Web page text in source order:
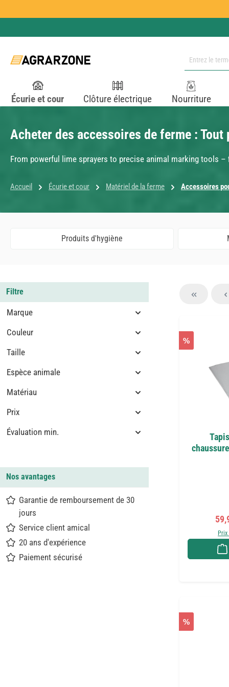
Écurie et cour Clôture électrique Nourriture
Acheter des accessoires de ferme :
From powerful lime sprayers to precise animal marking tools
Accueil Écurie et cour Matériel de la ferme Accessoires
Produits d'hygiène
Filtre
Marque
Couleur
Taille
Espèce animale
Matériau
Prix
Évaluation min.
Nos avantages
Garantie de remboursement de 30
jours
Service client amical
20 ans d'expérience
Paiement sécurisé
%
%